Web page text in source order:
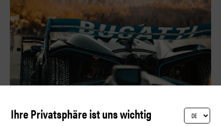
Ihre Privatsphäre ist uns wichtig